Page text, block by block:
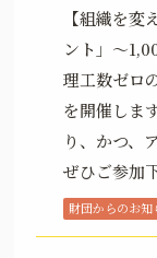
【組織を変
ント」～
理工数ゼロ
を開催しま
り、かつ、
ぜひご参加
財団からのお知